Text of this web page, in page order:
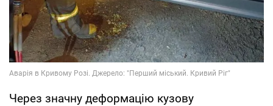
Через значну деформацію кузову